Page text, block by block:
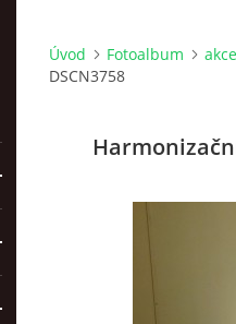
Úvod Fotoalbum akce
DSCN3758